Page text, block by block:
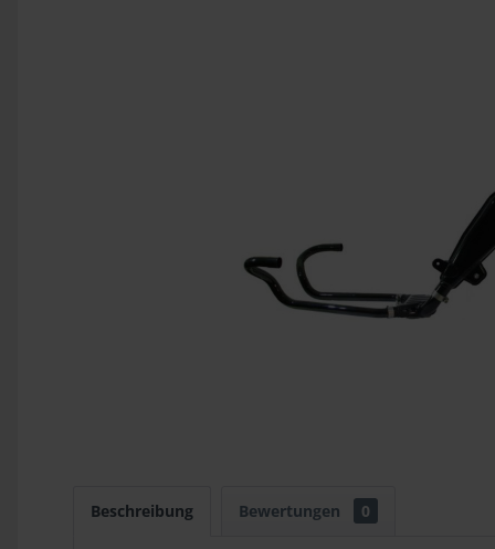
Beschreibung Bewertungen 0